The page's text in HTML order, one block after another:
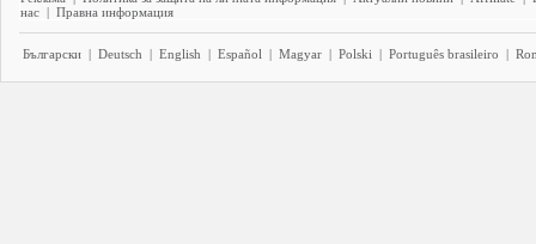
нас | Правна информация
Български | Deutsch | English | Español | Magyar | Polski | Português brasileiro |